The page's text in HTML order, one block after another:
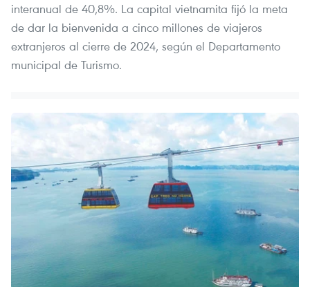
interanual de 40,8%. La capital vietnamita fijó la meta
de dar la bienvenida a cinco millones de viajeros
extranjeros al cierre de 2024, según el Departamento
municipal de Turismo.